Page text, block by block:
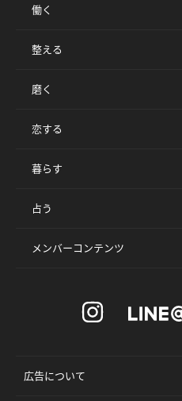
働く
整える
磨く
恋する
暮らす
占う
メンバーコンテンツ
広告について